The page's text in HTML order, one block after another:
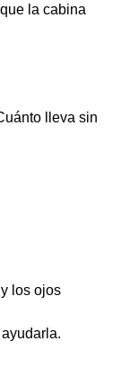
la cabina
lleva sin
los ojos